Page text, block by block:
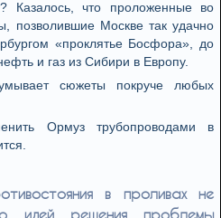
Казалось, что проложенные во
позволившие Москве так удачно
«проклятье Босфора», до
и газ из Сибири в Европу.
сюжеты покруче любых
Ормуз трубопроводами в
в проливах не
идей решения проблемы